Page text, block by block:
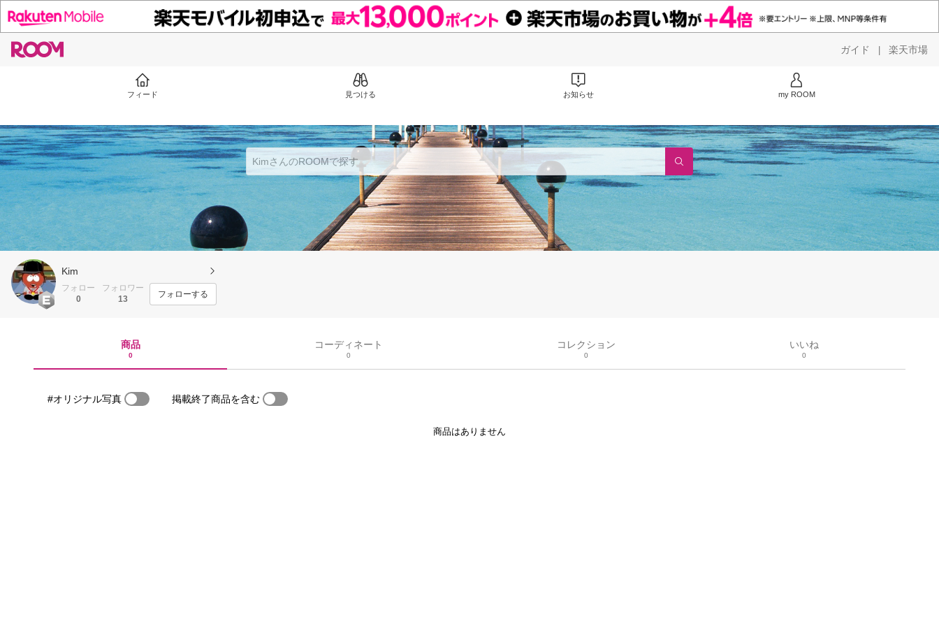
ガイド | 楽天市場
フィード 見つける お知らせ my ROOM
Kim
フォロー
0
フォロワー
13
フォローする
商品
0
コーディネート
0
コレクション
0
いいね
0
#オリジナル写真 掲載終了商品を含む
商品はありません